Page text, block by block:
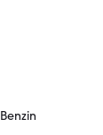
Benzin